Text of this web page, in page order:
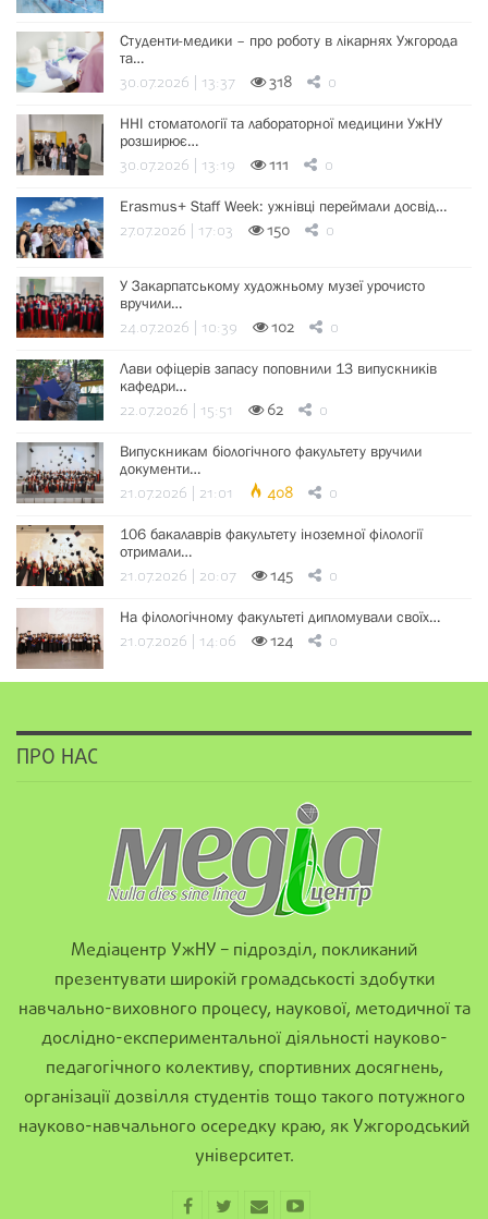
Студенти-медики – про роботу в лікарнях Ужгорода
та…
30.07.2026 | 13:37 318 0
ННІ стоматології та лабораторної медицини УжНУ
розширює…
30.07.2026 | 13:19 111 0
Erasmus+ Staff Week: ужнівці переймали досвід…
27.07.2026 | 17:03 150 0
У Закарпатському художньому музеї урочисто
вручили…
24.07.2026 | 10:39 102 0
Лави офіцерів запасу поповнили 13 випускників
кафедри…
22.07.2026 | 15:51 62 0
Випускникам біологічного факультету вручили
документи…
21.07.2026 | 21:01 408 0
106 бакалаврів факультету іноземної філології
отримали…
21.07.2026 | 20:07 145 0
На філологічному факультеті дипломували своїх…
21.07.2026 | 14:06 124 0
ПРО НАС
Медіацентр УжНУ – підрозділ, покликаний
презентувати широкій громадськості здобутки
навчально-виховного процесу, наукової, методичної та
дослідно-експериментальної діяльності науково-
педагогічного колективу, спортивних досягнень,
організації дозвілля студентів тощо такого потужного
науково-навчального осередку краю, як Ужгородський
університет.